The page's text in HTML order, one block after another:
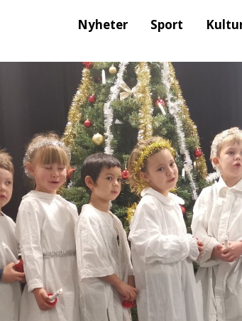
Nyheter Sport